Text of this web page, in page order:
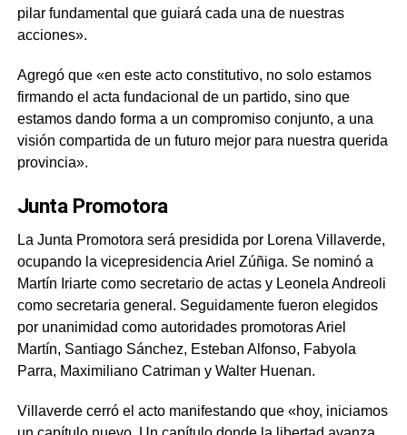
pilar fundamental que guiará cada una de nuestras
acciones».
Agregó que «en este acto constitutivo, no solo estamos
firmando el acta fundacional de un partido, sino que
estamos dando forma a un compromiso conjunto, a una
visión compartida de un futuro mejor para nuestra querida
provincia».
Junta Promotora
La Junta Promotora será presidida por Lorena Villaverde,
ocupando la vicepresidencia Ariel Zúñiga. Se nominó a
Martín Iriarte como secretario de actas y Leonela Andreoli
como secretaria general. Seguidamente fueron elegidos
por unanimidad como autoridades promotoras Ariel
Martín, Santiago Sánchez, Esteban Alfonso, Fabyola
Parra, Maximiliano Catriman y Walter Huenan.
Villaverde cerró el acto manifestando que «hoy, iniciamos